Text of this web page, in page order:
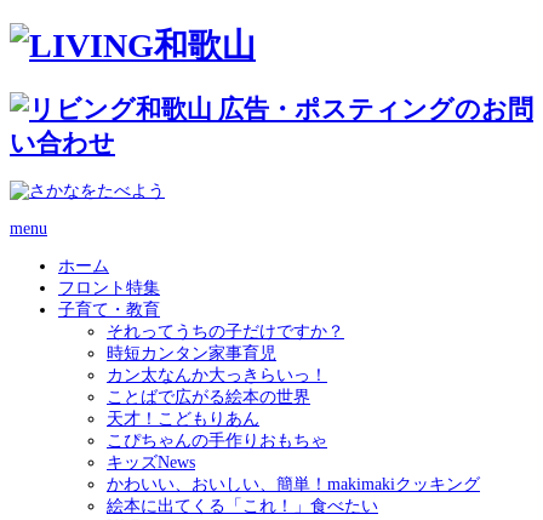
menu
ホーム
フロント特集
子育て・教育
それってうちの子だけですか？
時短カンタン家事育児
カン太なんか大っきらいっ！
ことばで広がる絵本の世界
天才！こどもりあん
こぴちゃんの手作りおもちゃ
キッズNews
かわいい、おいしい、簡単！makimakiクッキング
絵本に出てくる「これ！」食べたい